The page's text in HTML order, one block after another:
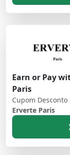
Earn or Pay
Paris
Cupom Desconto
Erverte Paris